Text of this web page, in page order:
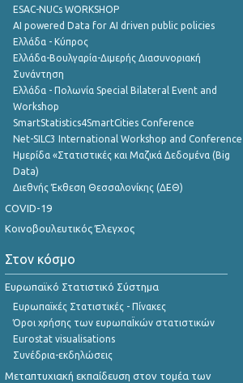
ESAC-NUCs WORKSHOP
AI powered Data for AI driven public policies
Ελλάδα - Κύπρος
Ελλάδα-Βουλγαρία-Διμερής Διασυνοριακή
Συνάντηση
Ελλάδα - Πολωνία Special Bilateral Event and
Workshop
SmartStatistics4SmartCities Conference
Net-SILC3 International Workshop and Conference
Ημερίδα «Στατιστικές και Μαζικά Δεδομένα (Big
Data)
Διεθνής Έκθεση Θεσσαλονίκης (ΔΕΘ)
COVID-19
Κοινοβουλευτικός Έλεγχος
Στον κόσμο
Ευρωπαϊκό Στατιστικό Σύστημα
Ευρωπαϊκές Στατιστικές - Πίνακες
Όροι χρήσης των ευρωπαΪκών στατιστικών
Eurostat visualisations
Συνέδρια-εκδηλώσεις
Μεταπτυχιακή εκπαίδευση στον τομέα των